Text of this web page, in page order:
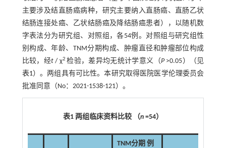
主要涉及结直肠癌病种，研究主要纳入直肠癌、直肠乙状
结肠连接处癌、乙状结肠癌及降结肠癌患者），以随机数
字表法分为研究组、对照组，各54例。对照组与研究组性
别构成、年龄、TNM分期构成、肿瘤直径和肿瘤部位构成
比较，经t / χ2检验，差异均无统计学意义（P>0.05）（见
表1）。两组具有可比性。本研究取得医院医学伦理委员会
批准同意（No：2021-1538-121）。
表1 两组临床资料比较 （n=54）
TNM分期 例